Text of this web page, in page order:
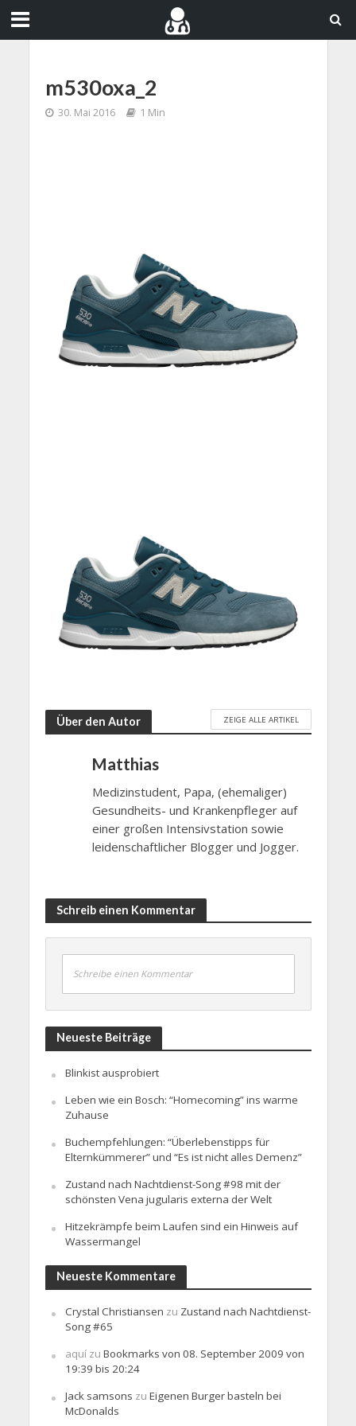
m530oxa_2
30. Mai 2016 1 Min
Über den Autor ZEIGE ALLE ARTIKEL
Matthias
Medizinstudent, Papa, (ehemaliger)
Gesundheits- und Krankenpfleger auf
einer großen Intensivstation sowie
leidenschaftlicher Blogger und Jogger.
Schreib einen Kommentar
Schreibe einen Kommentar
Neueste Beiträge
Blinkist ausprobiert
Leben wie ein Bosch: “Homecoming” ins warme
Zuhause
Buchempfehlungen: “Überlebenstipps für
Elternkümmerer” und “Es ist nicht alles Demenz”
Zustand nach Nachtdienst-Song #98 mit der
schönsten Vena jugularis externa der Welt
Hitzekrämpfe beim Laufen sind ein Hinweis auf
Wassermangel
Neueste Kommentare
Crystal Christiansen zu Zustand nach Nachtdienst-
Song #65
aquízu Bookmarks von 08. September 2009 von
19:39 bis 20:24
Jack samsons zu Eigenen Burger basteln bei
McDonalds